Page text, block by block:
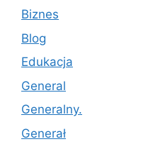
Biznes
Blog
Edukacja
General
Generalny.
Generał